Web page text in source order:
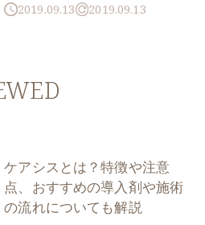
2019.09.13 2019.09.13
ケアシスとは？特徴や注意
点、おすすめの導入剤や施術
の流れについても解説